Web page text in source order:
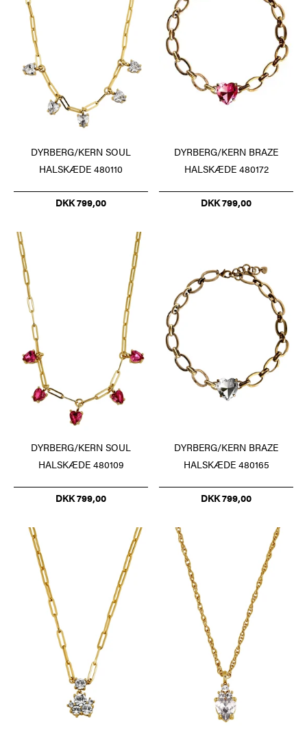
DYRBERG/KERN SOUL
HALSKÆDE 480110
DKK 799,00
DYRBERG/KERN BRAZE
HALSKÆDE 480172
DKK 799,00
DYRBERG/KERN SOUL
HALSKÆDE 480109
DKK 799,00
DYRBERG/KERN BRAZE
HALSKÆDE 480165
DKK 799,00